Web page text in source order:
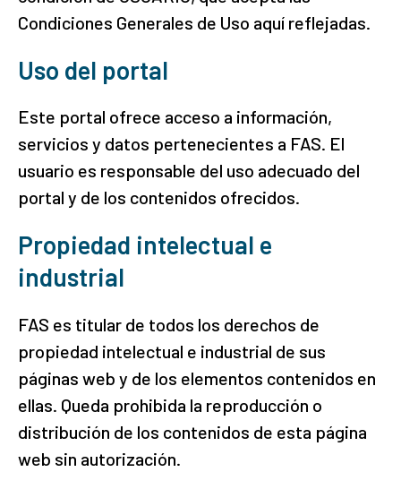
Condiciones Generales de Uso aquí reflejadas.
Uso del portal
Este portal ofrece acceso a información,
servicios y datos pertenecientes a FAS. El
usuario es responsable del uso adecuado del
portal y de los contenidos ofrecidos.
Propiedad intelectual e
industrial
FAS es titular de todos los derechos de
propiedad intelectual e industrial de sus
páginas web y de los elementos contenidos en
ellas. Queda prohibida la reproducción o
distribución de los contenidos de esta página
web sin autorización.